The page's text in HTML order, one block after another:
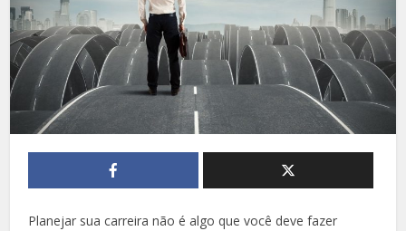
Planejar sua carreira não é algo que você deve fazer